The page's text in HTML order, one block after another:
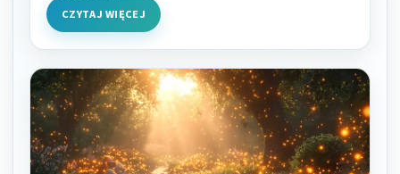
CZYTAJ WIĘCEJ